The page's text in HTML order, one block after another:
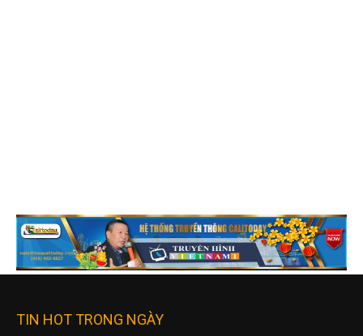
TIN HOT TRONG NGÀY